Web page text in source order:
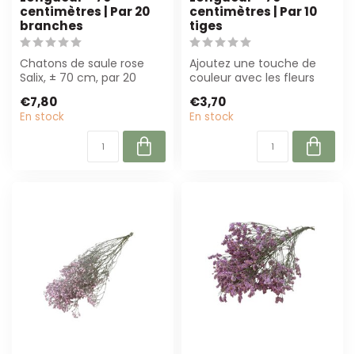
centimètres | Par 20
branches
Chatons de saule rose
Salix, ± 70 cm, par 20
bouquets...
€7,80
En stock
centimètres | Par 10
tiges
Ajoutez une touche de
couleur avec les fleurs
cerise de D...
€3,70
En stock